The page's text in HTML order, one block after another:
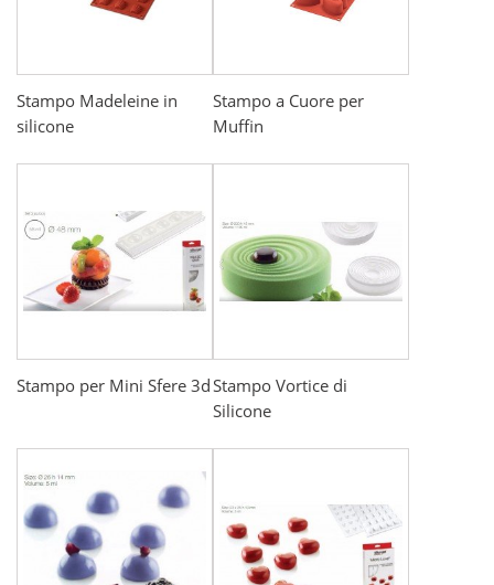
Stampo Madeleine in
silicone
Stampo a Cuore per
Muffin
Stampo per Mini Sfere 3dStampo Vortice di
Silicone